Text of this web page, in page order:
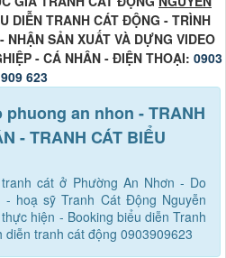
DIỄN TRANH CÁT ĐỘNG - TRÌNH
NHẬN SẢN XUẤT VÀ DỰNG VIDEO
- CÁ NHÂN - ĐIỆN THOẠI: 0903
909 623
an nhon - TRANH
- TRANH CÁT BIỂU
cát ở Phường An Nhơn - Do
- hoạ sỹ Tranh Cát Động Nguyễn
hiện - Booking biểu diễn Tranh
diễn tranh cát động 0903909623